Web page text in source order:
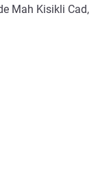
Mah Kisikli Cad,